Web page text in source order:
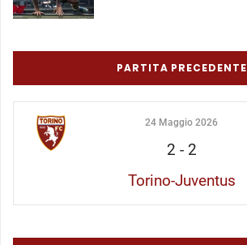
PARTITA PRECEDENTE
24 Maggio 2026
2 - 2
Torino-Juventus